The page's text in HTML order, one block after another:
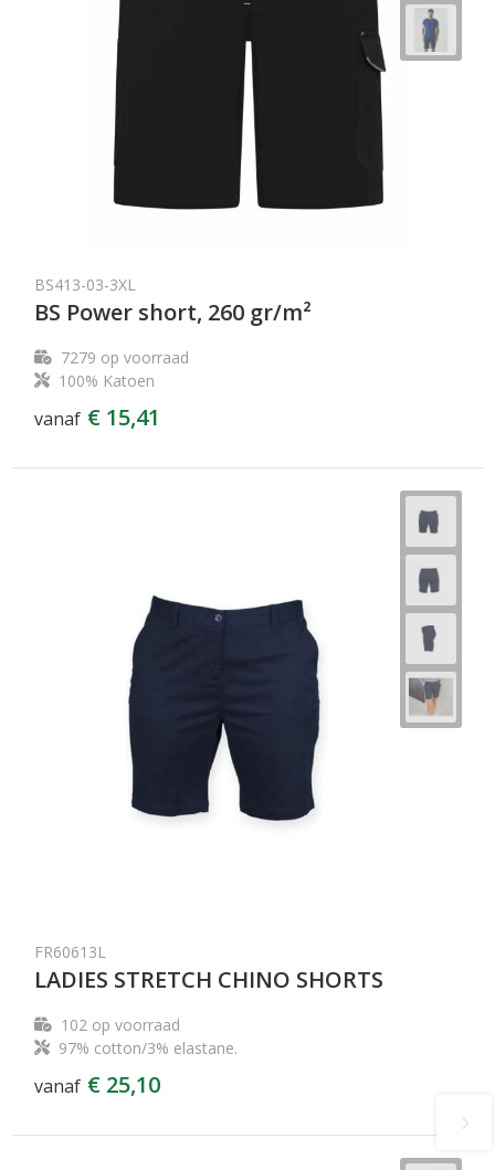
BS413-03-3XL
BS Power short, 260 gr/m²
7279 op voorraad
100% Katoen
vanaf € 15,41
FR60613L
LADIES STRETCH CHINO SHORTS
102op voorraad
97% cotton/3% elastane.
vanaf € 25,10